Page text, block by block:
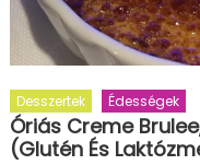
Desszertek Édességek
Óriás Creme
(glutén És